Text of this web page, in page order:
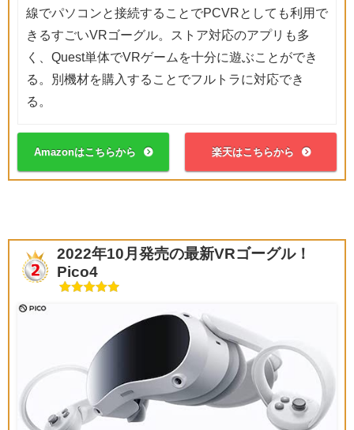
線でパソコンと接続することでPCVRとしても利用で
きるすごいVRゴーグル。ストア対応のアプリも多
く、Quest単体でVRゲームを十分に遊ぶことができ
る。別機材を購入することでフルトラに対応でき
る。
Amazonはこちらから 楽天はこちらから
2022年10月発売の最新VRゴーグル！
Pico4